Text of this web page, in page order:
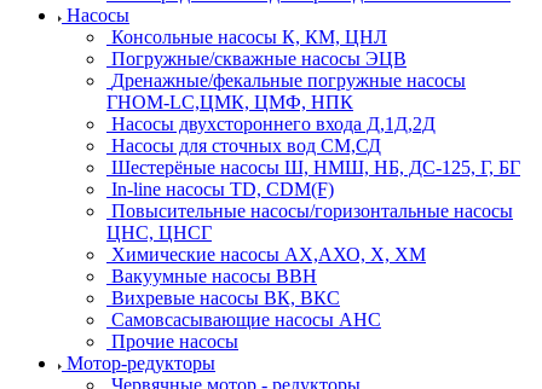
Насосы
Консольные насосы К, КМ, ЦНЛ
Погружные/скважные насосы ЭЦВ
Дренажные/фекальные погружные насосы
ГНОМ-LC,ЦМК, ЦМФ, НПК
Насосы двухстороннего входа Д,1Д,2Д
Насосы для сточных вод СМ,СД
Шестерёные насосы Ш, НМШ, НБ, ДС-125, Г, БГ
In-line насосы TD, CDM(F)
Повысительные насосы/горизонтальные насосы
ЦНС, ЦНСГ
Химические насосы АХ,АХО, Х, ХМ
Вакуумные насосы ВВН
Вихревые насосы ВК, ВКС
Самовсасывающие насосы АНС
Прочие насосы
Мотор-редукторы
Червячные мотор - редукторы